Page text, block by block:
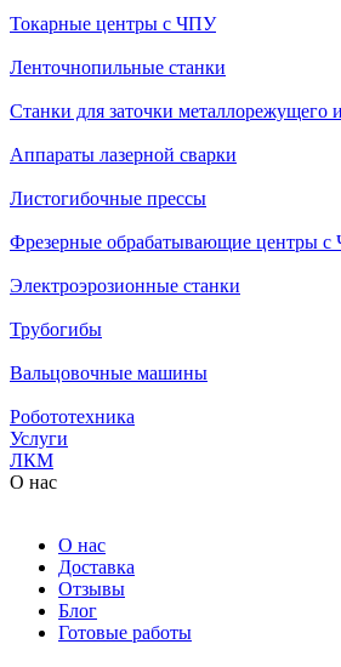
Токарные центры с ЧПУ
Ленточнопильные станки
Станки для заточки металлорежущего
Аппараты лазерной сварки
Листогибочные прессы
Фрезерные обрабатывающие центры
Электроэрозионные станки
Трубогибы
Вальцовочные машины
Робототехника
Услуги
ЛКМ
О нас
О нас
Доставка
Отзывы
Блог
Готовые работы